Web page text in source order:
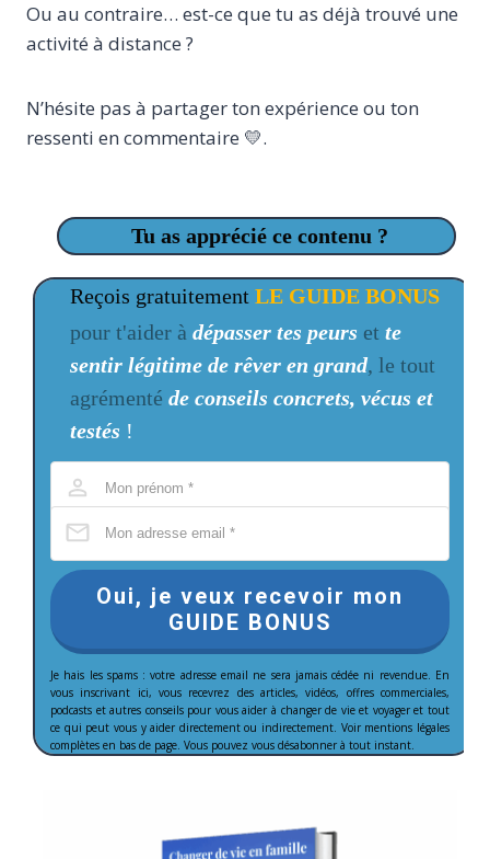
Ou au contraire… est-ce que tu as déjà trouvé une
activité à distance ?
N’hésite pas à partager ton expérience ou ton
ressenti en commentaire 💛.
Tu as apprécié ce contenu ?
Reçois gratuitement LE GUIDE BONUS
pour t'aider à dépasser tes peurs et te
sentir légitime de rêver en grand, le tout
agrémenté de conseils concrets, vécus et
testés !
Oui, je veux recevoir mon
GUIDE BONUS
Je hais les spams : votre adresse email ne sera jamais cédée ni revendue. En
vous inscrivant ici, vous recevrez des articles, vidéos, offres commerciales,
podcasts et autres conseils pour vous aider à changer de vie et voyager et tout
ce qui peut vous y aider directement ou indirectement. Voir mentions légales
complètes en bas de page. Vous pouvez vous désabonner à tout instant.